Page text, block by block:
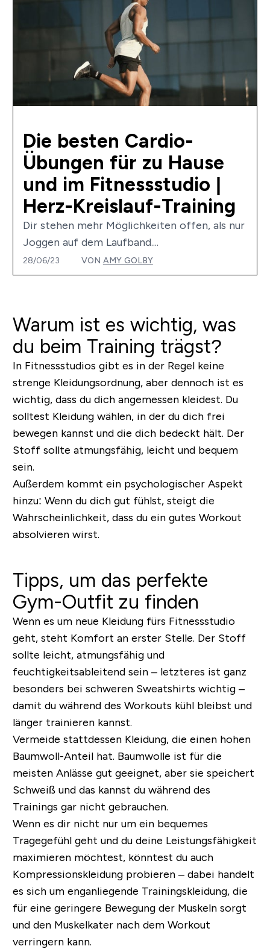
Die besten Cardio-
Übungen für zu Hause
und im Fitnessstudio |
Herz-Kreislauf-Training
Dir stehen mehr Möglichkeiten offen, als nur
Joggen auf dem Laufband....
28/06/23 VON AMY GOLBY
Warum ist es wichtig, was
du beim Training trägst?
In Fitnessstudios gibt es in der Regel keine
strenge Kleidungsordnung, aber dennoch ist es
wichtig, dass du dich angemessen kleidest. Du
solltest Kleidung wählen, in der du dich frei
bewegen kannst und die dich bedeckt hält. Der
Stoff sollte atmungsfähig, leicht und bequem
sein.
Außerdem kommt ein psychologischer Aspekt
hinzu: Wenn du dich gut fühlst, steigt die
Wahrscheinlichkeit, dass du ein gutes Workout
absolvieren wirst.
Tipps, um das perfekte
Gym-Outfit zu finden
Wenn es um neue Kleidung fürs Fitnessstudio
geht, steht Komfort an erster Stelle. Der Stoff
sollte leicht, atmungsfähig und
feuchtigkeitsableitend sein – letzteres ist ganz
besonders bei schweren Sweatshirts wichtig –
damit du während des Workouts kühl bleibst und
länger trainieren kannst.
Vermeide stattdessen Kleidung, die einen hohen
Baumwoll-Anteil hat. Baumwolle ist für die
meisten Anlässe gut geeignet, aber sie speichert
Schweiß und das kannst du während des
Trainings gar nicht gebrauchen.
Wenn es dir nicht nur um ein bequemes
Tragegefühl geht und du deine Leistungsfähigkeit
maximieren möchtest, könntest du auch
Kompressionskleidung probieren – dabei handelt
es sich um enganliegende Trainingskleidung, die
für eine geringere Bewegung der Muskeln sorgt
und den Muskelkater nach dem Workout
verringern kann.